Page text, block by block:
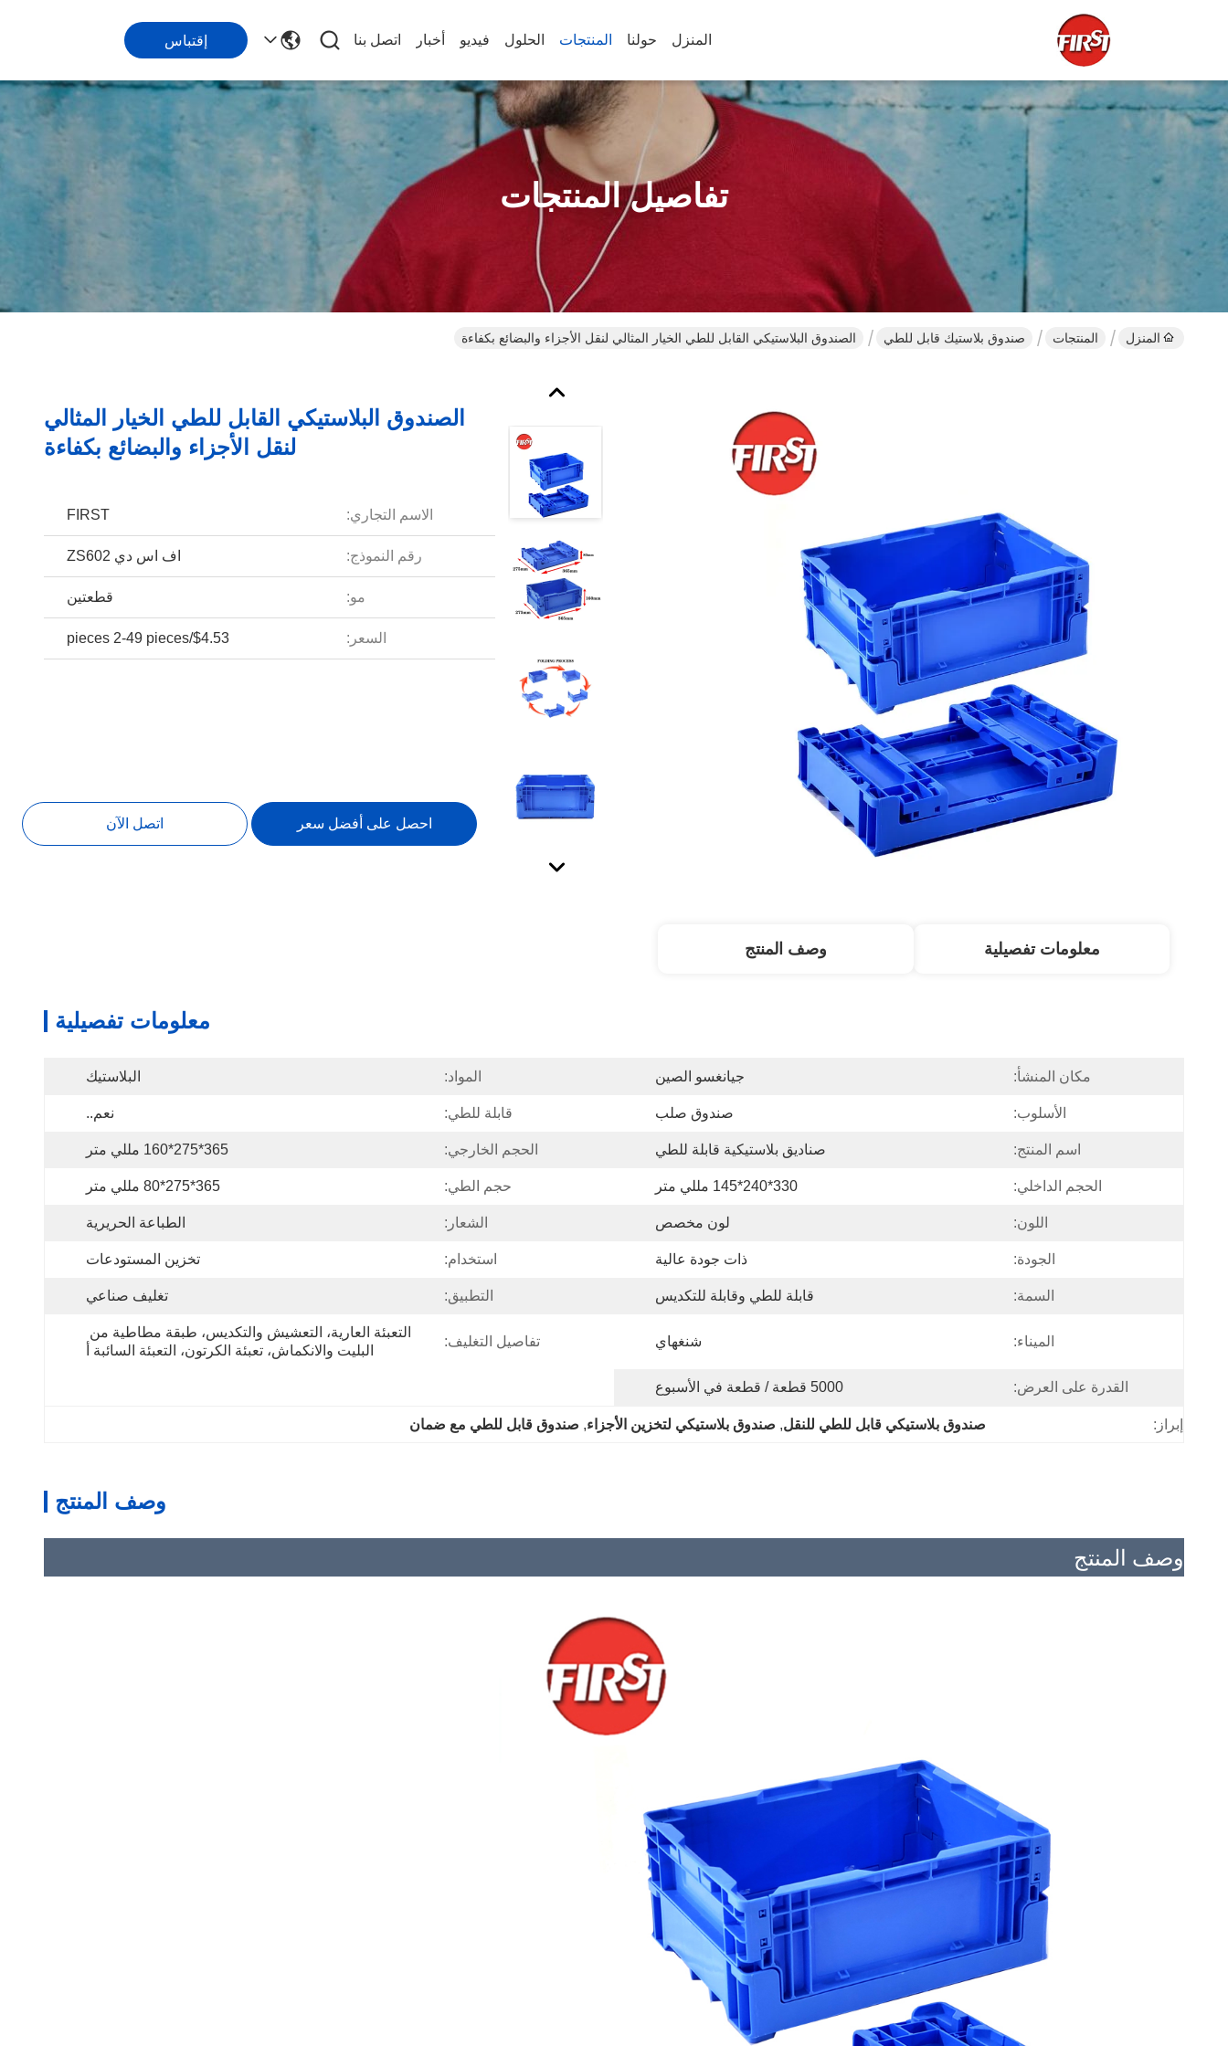
المنزل حولنا المنتجات الحلول فيديو أخبار اتصل بنا إقتباس
تفاصيل المنتجات
المنزل المنتجات صندوق بلاستيك قابل للطي الصندوق البلاستيكي القابل للطي الخيار المثالي لنقل الأجزاء والبضائع بكفاءة
الصندوق البلاستيكي القابل للطي الخيار المثالي
لنقل الأجزاء والبضائع بكفاءة
الاسم التجاري: FIRST
رقم النموذج: اف اس دي ZS602
مو: قطعتين
السعر: $4.53/pieces 2-49 pieces
احصل على أفضل سعر اتصل الآن
معلومات تفصيلية وصف المنتج
معلومات تفصيلية
مكان المنشأ: جيانغسو الصين المواد: البلاستيك
الأسلوب: صندوق صلب قابلة للطي: نعم..
اسم المنتج: صناديق بلاستيكية قابلة للطي الحجم الخارجي: 365*275*160 مللي متر
الحجم الداخلي: 330*240*145 مللي متر حجم الطي: 365*275*80 مللي متر
اللون: لون مخصص الشعار: الطباعة الحريرية
الجودة: ذات جودة عالية استخدام: تخزين المستودعات
السمة: قابلة للطي وقابلة للتكديس التطبيق: تغليف صناعي
الميناء: شنغهاي تفاصيل التغليف:
البليت والانكماش، تعبئة الكرتون، التعبئة السائبة أ
القدرة على العرض: 5000 قطعة / قطعة في الأسبوع
إبراز: صندوق بلاستيكي قابل للطي للنقل, صندوق بلاستيكي لتخزين الأجزاء, صندوق قابل للطي مع ضمان
وصف المنتج
وصف المنتج